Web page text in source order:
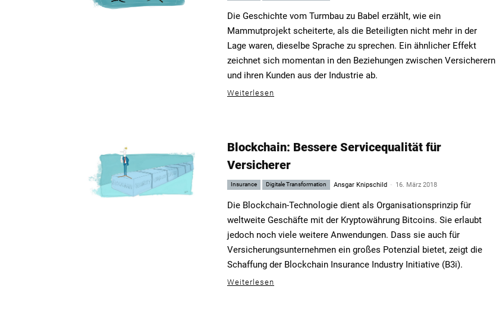
Die Geschichte vom Turmbau zu Babel erzählt, wie ein
Mammutprojekt scheiterte, als die Beteiligten nicht mehr in der
Lage waren, dieselbe Sprache zu sprechen. Ein ähnlicher Effekt
zeichnet sich momentan in den Beziehungen zwischen Versicherern
und ihren Kunden aus der Industrie ab.
Weiterlesen
Blockchain: Bessere Servicequalität für
Versicherer
Insurance Digitale Transformation Ansgar Knipschild - 16. März 2018
Die Blockchain-Technologie dient als Organisationsprinzip für
weltweite Geschäfte mit der Kryptowährung Bitcoins. Sie erlaubt
jedoch noch viele weitere Anwendungen. Dass sie auch für
Versicherungsunternehmen ein großes Potenzial bietet, zeigt die
Schaffung der Blockchain Insurance Industry Initiative (B3i).
Weiterlesen